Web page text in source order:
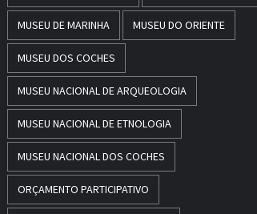
MUSEU DE MARINHA MUSEU DO ORIENTE
MUSEU DOS COCHES
MUSEU NACIONAL DE ARQUEOLOGIA
MUSEU NACIONAL DE ETNOLOGIA
MUSEU NACIONAL DOS COCHES
ORÇAMENTO PARTICIPATIVO